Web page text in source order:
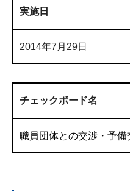
実施日
2014年7月29日
チェックボード名
職員団体との交渉・予備